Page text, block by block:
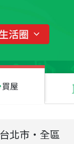
買屋
台北市 ・ 全區